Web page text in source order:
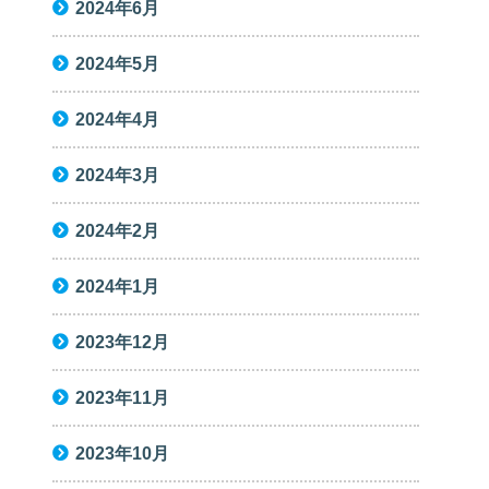
2024年6月
2024年5月
2024年4月
2024年3月
2024年2月
2024年1月
2023年12月
2023年11月
2023年10月